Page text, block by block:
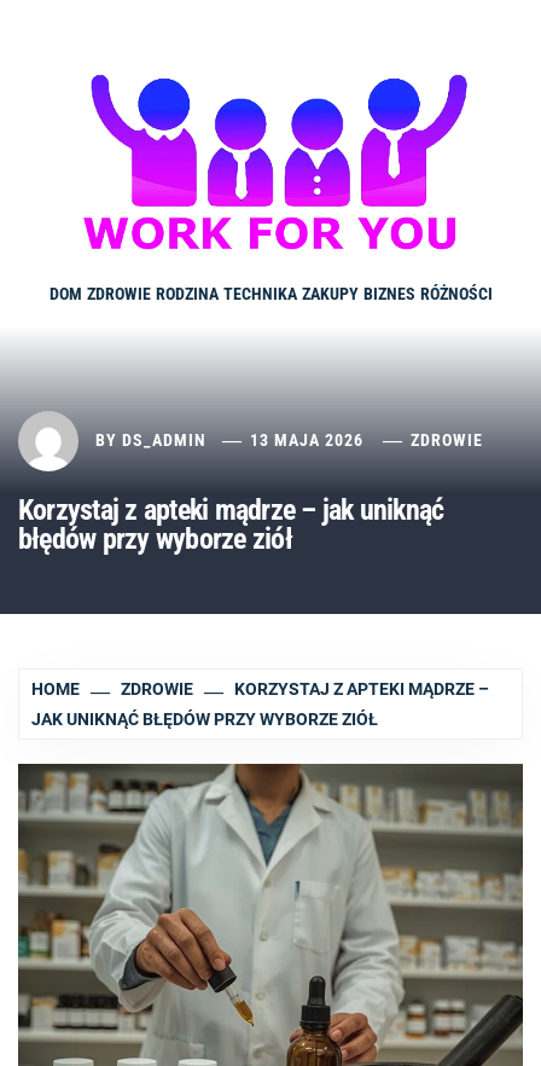
DOM ZDROWIE RODZINA TECHNIKA ZAKUPY BIZNES RÓŻNOŚCI
BY DS_ADMIN 13 MAJA 2026 ZDROWIE
Korzystaj z apteki mądrze – jak uniknąć
błędów przy wyborze ziół
HOME ZDROWIE
KORZYSTAJ Z APTEKI MĄDRZE –
JAK UNIKNĄĆ BŁĘDÓW PRZY WYBORZE ZIÓŁ